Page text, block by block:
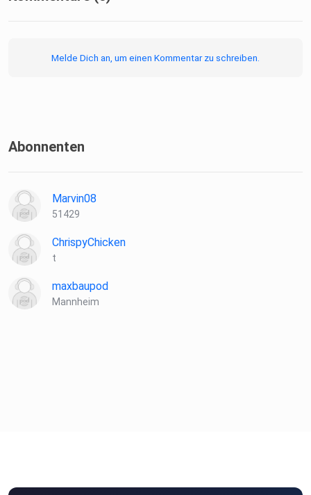
https://www.instagram.com/animus
Hosted on Acast. See acast.com/privacy for more
information.
Melde Dich an, um einen Kommentar zu schreiben.
Abonnenten
Marvin08
51429
ChrispyChicken
t
maxbaupod
Mannheim